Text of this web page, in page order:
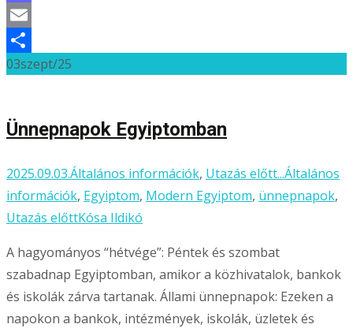
Mastodon
Email
Ossza
03szept/25
Ünnepnapok Egyiptomban
2025.09.03.Általános információk, Utazás előtt...Általános
információk, Egyiptom, Modern Egyiptom, ünnepnapok,
Utazás előttKósa Ildikó
A hagyományos “hétvége”: Péntek és szombat
szabadnap Egyiptomban, amikor a közhivatalok, bankok
és iskolák zárva tartanak. Állami ünnepnapok: Ezeken a
napokon a bankok, intézmények, iskolák, üzletek és